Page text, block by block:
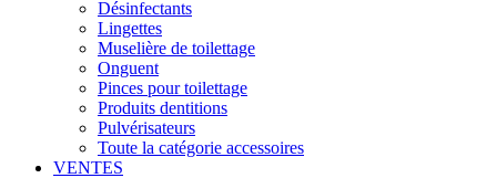
Désinfectants
Lingettes
Muselière de toilettage
Onguent
Pinces pour toilettage
Produits dentitions
Pulvérisateurs
Toute la catégorie accessoires
VENTES